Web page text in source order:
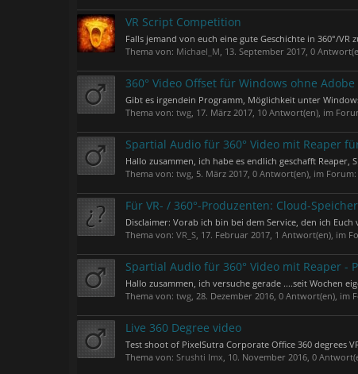
VR Script Competition
Falls jemand von euch eine gute Geschichte in 360°/VR
Thema von: Michael_M, 13. September 2017, 0
360° Video Offset für Windows ohne Adobe
Gibt es irgendein Programm, Möglichkeit unter
Thema von: twg, 17. März 2017, 10 Antwort(en), im
Spartial Audio für 360° Video mit Reaper
Hallo zusammen, ich habe es endlich geschafft
Thema von: twg, 5. März 2017, 0 Antwort(en), im Forum:
Für VR- / 360°-Produzenten: Cloud-
Disclaimer: Vorab ich bin bei dem Service, den ich
Thema von: VR_S, 17. Februar 2017, 1 Antwort(en), im
Spartial Audio für 360° Video mit Reaper -
Hallo zusammen, ich versuche gerade ....seit Wochen
Thema von: twg, 28. Dezember 2016, 0 Antwort(en), im
Live 360 Degree video
Test shoot of PixelSutra Corporate Office 360 degrees
Thema von: Srushti Imx, 10. November 2016, 0